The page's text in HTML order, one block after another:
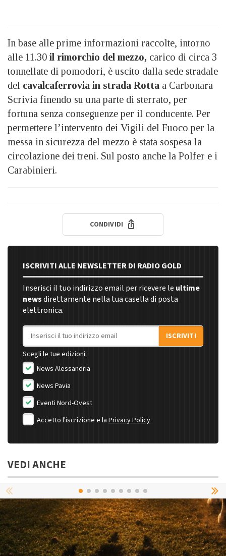
In base alle prime informazioni raccolte, intorno
alle 11.30 il rimorchio del mezzo, carico di circa 3
tonnellate di pomodori, è uscito dalla sede stradale
del cavalcaferrovia in strada Rotta a Carbonara
Scrivia finendo su una parte di sterrato, per
fortuna senza conseguenze per il conducente. Per
permettere l’intervento dei Vigili del Fuoco per la
messa in sicurezza del mezzo è stata sospesa la
circolazione dei treni. Sul posto anche la Polfer e i
Carabinieri.
CONDIVIDI
ISCRIVITI ALLE NEWSLETTER DI RADIO GOLD
Inserisci il tuo indirizzo email per ricevere le ultime
newsdirettamente nella tua casella di posta
elettronica.
Indirizzo email
ISCRIVITI
Scegli le tue edizioni:
News Alessandria
News Pavia
Eventi Nord-Ovest
Accetto l'iscrizione e la Privacy Policy
VEDI ANCHE